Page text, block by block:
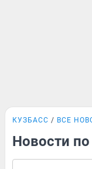
КУЗБАСС ВСЕ
Новости